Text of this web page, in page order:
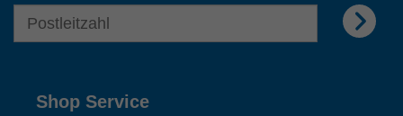
Shop Service